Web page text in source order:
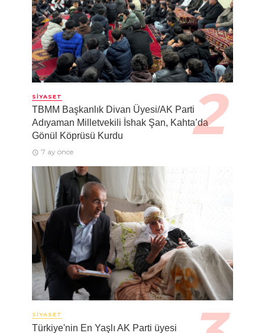
SIYASET
TBMM Başkanlık Divan Üyesi/AK Parti
Adıyaman Milletvekili İshak Şan, Kahta’da
Gönül Köprüsü Kurdu
7 ay önce
SIYASET
Türkiye'nin En Yaşlı AK Parti üyesi